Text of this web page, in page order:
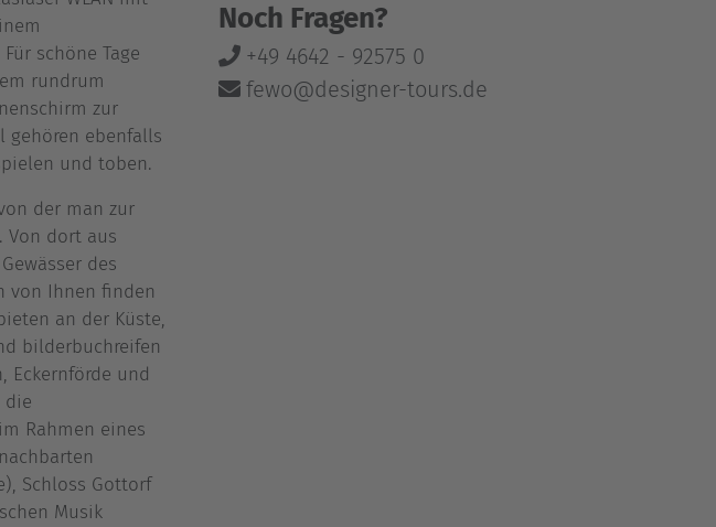
schöne Tage
rundrum
zur
gehören ebenfalls
und toben.
der man zur
Von dort aus
des
von Ihnen finden
an der Küste,
bilderbuchreifen
Eckernförde und
die
Rahmen eines
Schloss Gottorf
Musik
Noch Fragen?
+49 4642 - 92575 0
fewo@designer-tours.de